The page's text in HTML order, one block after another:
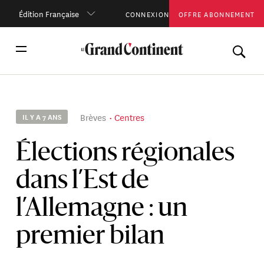
Édition Française CONNEXION OFFRE ABONNEMENT
IL Y A 7 ANS Brèves Centres
Élections régionales
dans l’Est de
l’Allemagne : un
premier bilan